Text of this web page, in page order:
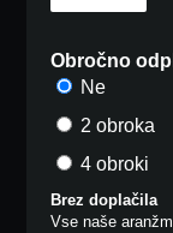
Obročno
Ne
2 obroka
4 obroki
Brez doplačila
Vse naše